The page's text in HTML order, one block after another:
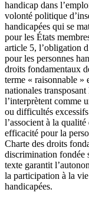
handicap dans
volonté politique
handicapées qui se
pour les États
article 5, l’obligation
pour les personnes
droits fondamentaux
terme « raisonnable »
nationales
l’interprètent comme
ou difficultés
l’associent à la
efficacité pour la
Charte des droits
discrimination fondée
texte garantit
la participation à la
handicapées.